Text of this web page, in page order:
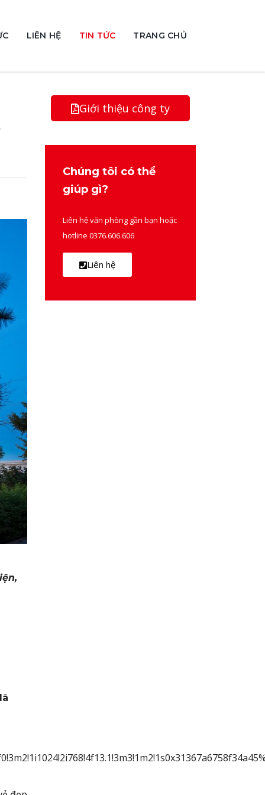
LIÊN HỆ TIN TỨC TRANG CHỦ
Giới thiệu công ty
Chúng tôi có thể
giúp gì?
Liên hệ văn phòng gần bạn hoặc
hotline 0376.606.606
Liên hệ